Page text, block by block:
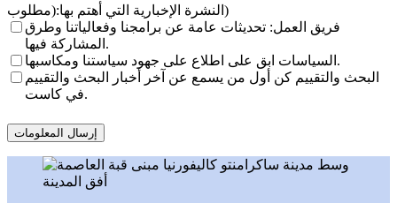
النشرة الإخبارية التي أهتم بها: (مطلوب)
فريق العمل: تحديثات عامة عن برامجنا وفعالياتنا وطرق
المشاركة فيها.
السياسات ابق على اطلاع على جهود سياستنا ومكاسبها.
البحث والتقييم كن أول من يسمع عن آخر أخبار البحث والتقييم
في كاست.